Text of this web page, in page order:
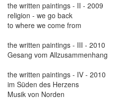
the written paintings - II - 2009
religion - we go back
to where we come from
the written paintings - III - 2010
Gesang vom Allzusammenhang
the written paintings - IV - 2010
im Süden des Herzens
Musik von Norden